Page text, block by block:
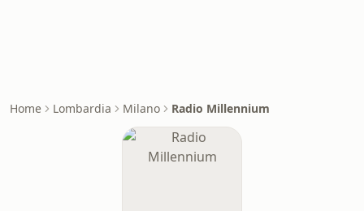
Home Lombardia Milano Radio Millennium